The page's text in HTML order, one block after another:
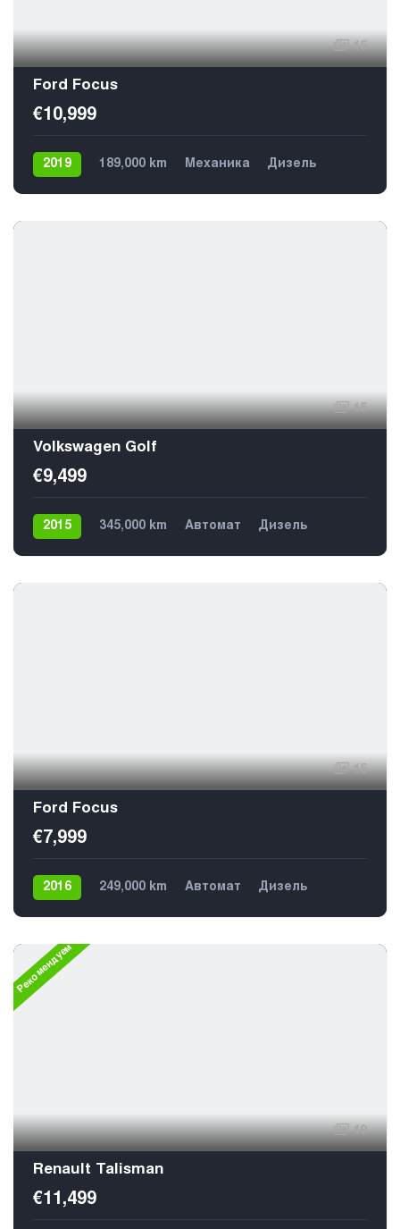
15
Ford Focus
€10,999
2019 189,000 km Механика
Дизель
15
Volkswagen Golf
€9,499
2015 345,000 km Автомат
Дизель
15
Ford Focus
€7,999
2016 249,000 km Автомат
Дизель
Рекомендуем
19
Renault Talisman
€11,499